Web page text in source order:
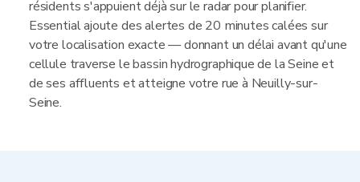
résidents s'appuient déjà sur le radar pour planifier.
Essential ajoute des alertes de 20 minutes calées sur
votre localisation exacte — donnant un délai avant qu'une
cellule traverse le bassin hydrographique de la Seine et
de ses affluents et atteigne votre rue à Neuilly-sur-
Seine.